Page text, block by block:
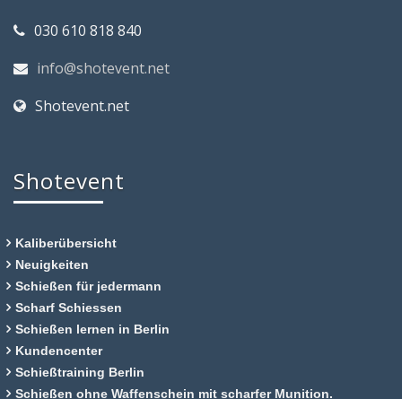
030 610 818 840
info@shotevent.net
Shotevent.net
Shotevent
Kaliberübersicht
Neuigkeiten
Schießen für jedermann
Scharf Schiessen
Schießen lernen in Berlin
Kundencenter
Schießtraining Berlin
Schießen ohne Waffenschein mit scharfer Munition.